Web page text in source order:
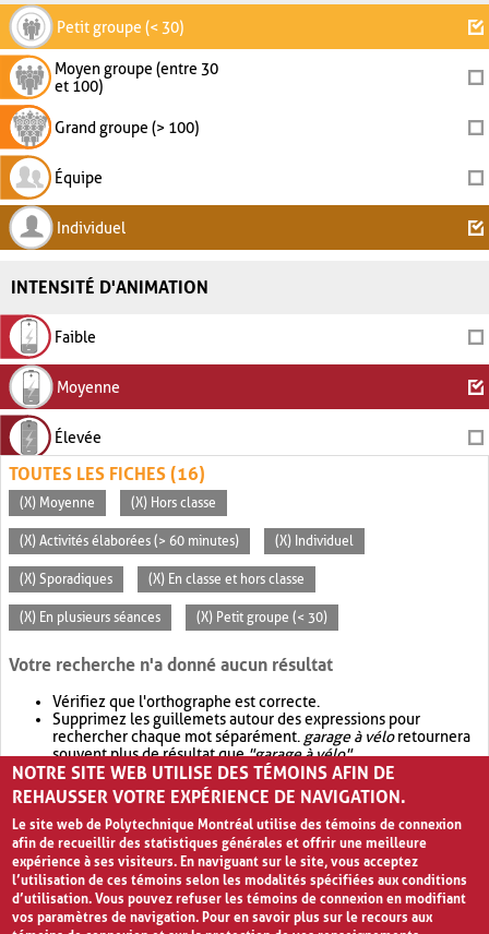
Petit groupe (< 30)
Moyen groupe (entre 30
et 100)
Grand groupe (> 100)
Équipe
Individuel
INTENSITÉ D'ANIMATION
Faible
Moyenne
Élevée
TOUTES LES FICHES (16)
(X) Moyenne (X) Hors classe
(X) Activités élaborées (> 60 minutes) (X) Individuel
(X) Sporadiques (X) En classe et hors classe
(X) En plusieurs séances (X) Petit groupe (< 30)
Votre recherche n'a donné aucun résultat
Vérifiez que l'orthographe est correcte.
Supprimez les guillemets autour des expressions pour
rechercher chaque mot séparément. garage à véloretournera
souvent plus de résultat que"garage à vélo".
Envisagez d'élargir votre recherche avec OR.garage OR vélo
retournera souvent plus de résultat quegarage à vélo
NOTRE SITE WEB UTILISE DES TÉMOINS AFIN DE
REHAUSSER VOTRE EXPÉRIENCE DE NAVIGATION.
Le site web de Polytechnique Montréal utilise des témoins de connexion
afin de recueillir des statistiques générales et offrir une meilleure
expérience à ses visiteurs. En naviguant sur le site, vous acceptez
l’utilisation de ces témoins selon les modalités spécifiées aux conditions
d’utilisation. Vous pouvez refuser les témoins de connexion en modifiant
vos paramètres de navigation. Pour en savoir plus sur le recours aux